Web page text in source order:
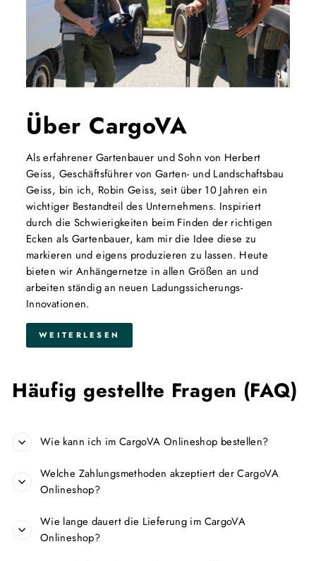
Über CargoVA
Als erfahrener Gartenbauer und Sohn von Herbert
Geiss, Geschäftsführer von Garten- und Landschaftsbau
Geiss, bin ich, Robin Geiss, seit über 10 Jahren ein
wichtiger Bestandteil des Unternehmens. Inspiriert
durch die Schwierigkeiten beim Finden der richtigen
Ecken als Gartenbauer, kam mir die Idee diese zu
markieren und eigens produzieren zu lassen. Heute
bieten wir Anhängernetze in allen Größen an und
arbeiten ständig an neuen Ladungssicherungs-
Innovationen.
WEITERLESEN
Häufig gestellte Fragen (FAQ)
Wie kann ich im CargoVA Onlineshop bestellen?
Welche Zahlungsmethoden akzeptiert der CargoVA
Onlineshop?
Wie lange dauert die Lieferung im CargoVA
Onlineshop?